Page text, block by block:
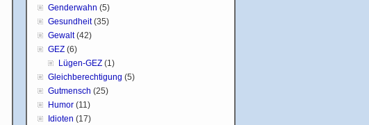
Genderwahn (5)
Gesundheit(35)
Gewalt(42)
GEZ (6)
Lügen-GEZ (1)
Gleichberechtigung (5)
Gutmensch (25)
Humor (11)
Idioten (17)